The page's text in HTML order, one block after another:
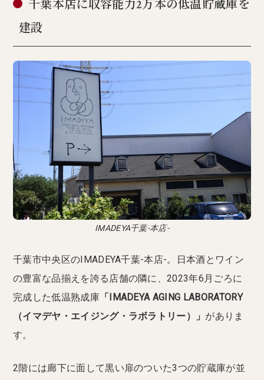
千葉本店に収容能力2万本の低温貯蔵庫を
建設
IMADEYA千葉-本店-
千葉市中央区のIMADEYA千葉-本店-。日本酒とワイン
の豊富な品揃えを誇る店舗の隣に、2023年6月ごろに
完成した低温熟成庫「IMADEYA AGING LABORATORY
（イマデヤ・エイジング・ラボラトリー）」 がありま
す。
2階には廊下に面して黒い扉のついた3つの貯蔵庫が並